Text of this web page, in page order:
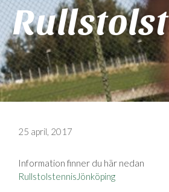
25 april, 2017
Information finner du här nedan
RullstolstennisJönköping